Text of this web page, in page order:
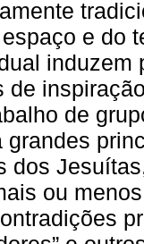
e do
induzem
de
de
grandes
dos
ou